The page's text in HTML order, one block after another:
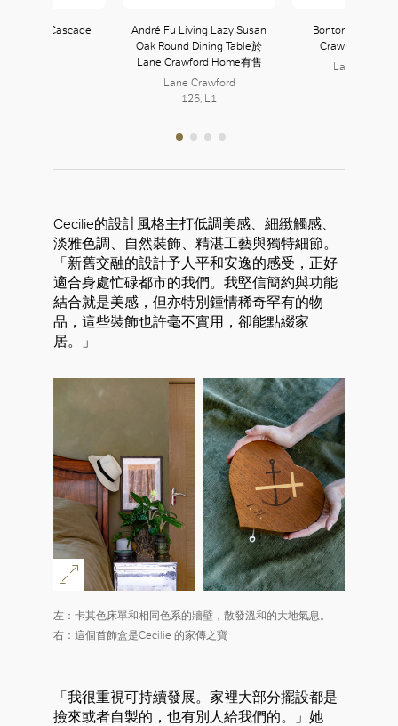
Fresh Cascade
André Fu Living Lazy Susan
Oak Round Dining Table於
Lane Crawford Home有售
Lane Crawford
126, L1
Bonton Billy Tipi
Crawford
Lane
Cecilie的設計風格主打低調美感、細緻觸感、
淡雅色調、自然裝飾、精湛工藝與獨特細節。
「新舊交融的設計予人平和安逸的感受，正好
適合身處忙碌都市的我們。我堅信簡約與功能
結合就是美感，但亦特別鍾情稀奇罕有的物
品，這些裝飾也許毫不實用，卻能點綴家
居。」
左：卡其色床單和相同色系的牆壁，散發溫和的大地氣息。
右：這個首飾盒是Cecilie 的家傳之寶
「我很重視可持續發展。家裡大部分擺設都是
撿來或者自製的，也有別人給我們的。」她
好